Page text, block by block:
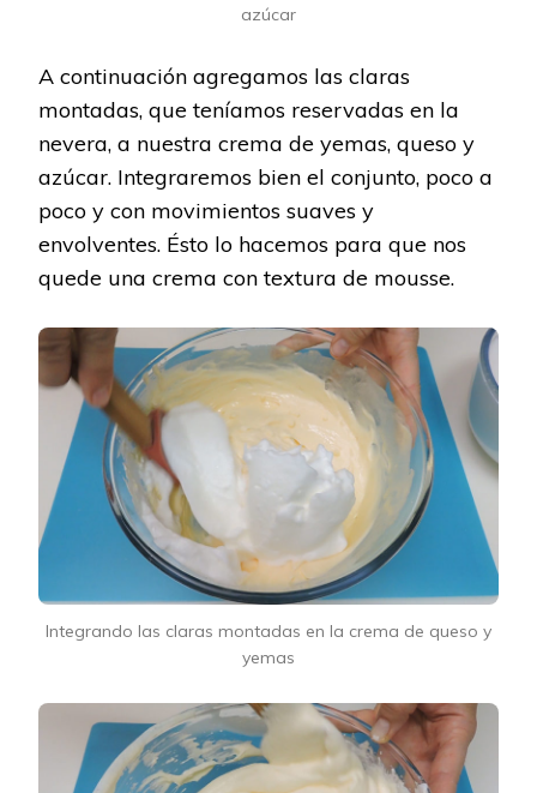
azúcar
A continuación agregamos las claras
montadas, que teníamos reservadas en la
nevera, a nuestra crema de yemas, queso y
azúcar. Integraremos bien el conjunto, poco a
poco y con movimientos suaves y
envolventes. Ésto lo hacemos para que nos
quede una crema con textura de mousse.
Integrando las claras montadas en la crema de queso y
yemas